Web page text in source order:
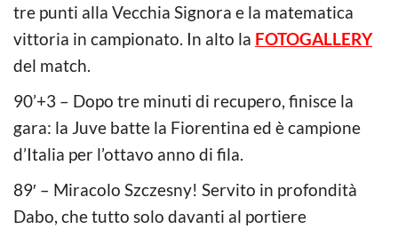
tre punti alla Vecchia Signora e la matematica
vittoria in campionato. In alto la FOTOGALLERY
del match.
90’+3 – Dopo tre minuti di recupero, finisce la
gara: la Juve batte la Fiorentina ed è campione
d’Italia per l’ottavo anno di fila.
89′ – Miracolo Szczesny! Servito in profondità
Dabo, che tutto solo davanti al portiere